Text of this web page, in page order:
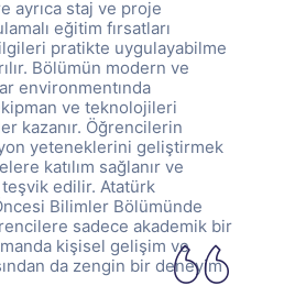
ayrıca staj ve proje
eğitim fırsatları
pratikte uygulayabilme
Bölümün modern ve
environmentında
ve teknolojileri
kazanır. Öğrencilerin
yeteneklerini geliştirmek
katılım sağlanır ve
edilir. Atatürk
Bilimler Bölümünde
sadece akademik bir
kişisel gelişim ve
da zengin bir deneyim